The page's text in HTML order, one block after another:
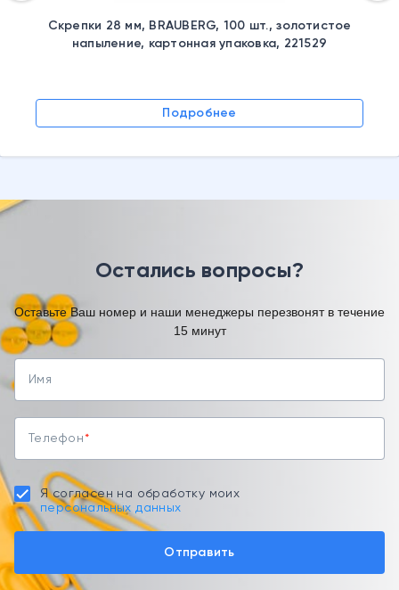
Скрепки 28 мм, BRAUBERG, 100 шт., золотистое
напыление, картонная упаковка, 221529
Подробнее
Остались вопросы?
Оставьте Ваш номер и наши менеджеры перезвонят в течение
15 минут
Имя
Телефон
Я согласен на обработку моих
персональных данных
Отправить